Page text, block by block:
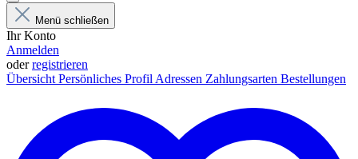
Menü schließen
Ihr Konto
Anmelden
oderregistrieren
Übersicht Persönliches Profil Adressen Zahlungsarten Bestellungen